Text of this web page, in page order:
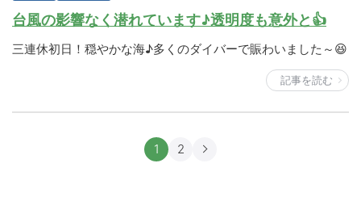
台風の影響なく潜れています♪透明度も意外と👍
三連休初日！穏やかな海♪多くのダイバーで賑わいました～😆
記事を読む
1 2